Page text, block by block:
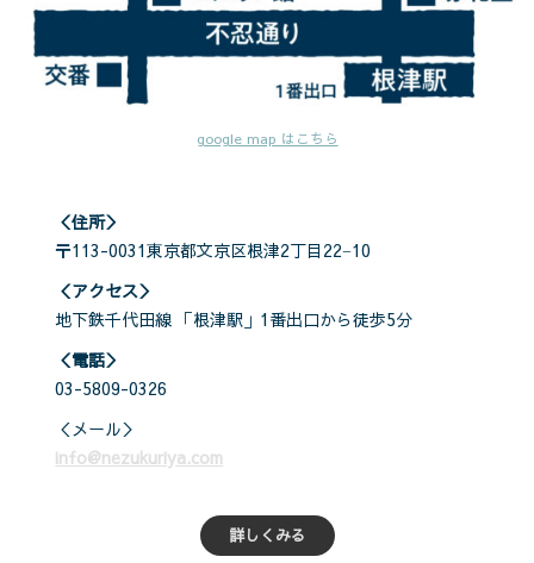
google map はこちら
＜住所＞
〒113-0031東京都文京区根津2丁目22−10
＜アクセス＞
地下鉄千代田線 「根津駅」1番出口から徒歩5分
＜電話＞
03-5809-0326
＜メール＞
info@nezukuriya.com
詳しくみる